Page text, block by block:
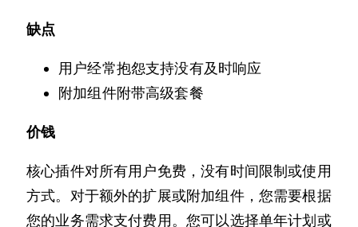
缺点
用户经常抱怨支持没有及时响应
附加组件附带高级套餐
价钱
核心插件对所有用户免费，没有时间限制或使用
方式。对于额外的扩展或附加组件，您需要根据
您的业务需求支付费用。您可以选择单年计划或